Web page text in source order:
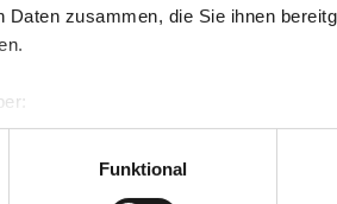
Daten zusammen, die Sie ihnen
GmbH & Co KG
Funktional
Zurück zur